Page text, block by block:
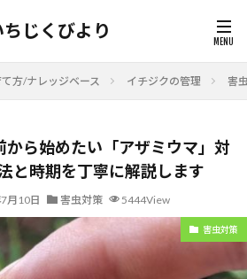
ちじくびより
方/ナレッジベース イチジクの管理 害
から始めたい「アザミウマ」対
と時期を丁寧に解説します
月10日 害虫対策 5444View
害虫対策